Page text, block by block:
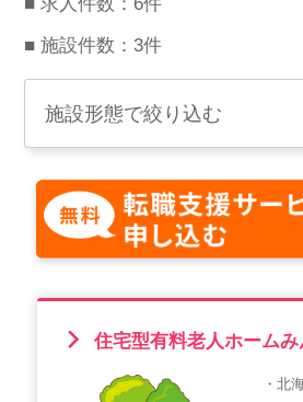
その他のお問い合わせ
紹介会社を使うメリッ
介護・看護のお仕事
WEB勤怠
■ 施設件数：3件
住宅型有料老人ホーム
・北